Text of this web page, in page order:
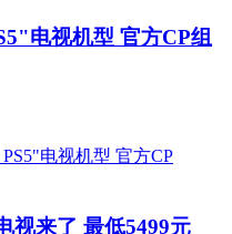
电视机型 官方CP组
视来了 最低5499元